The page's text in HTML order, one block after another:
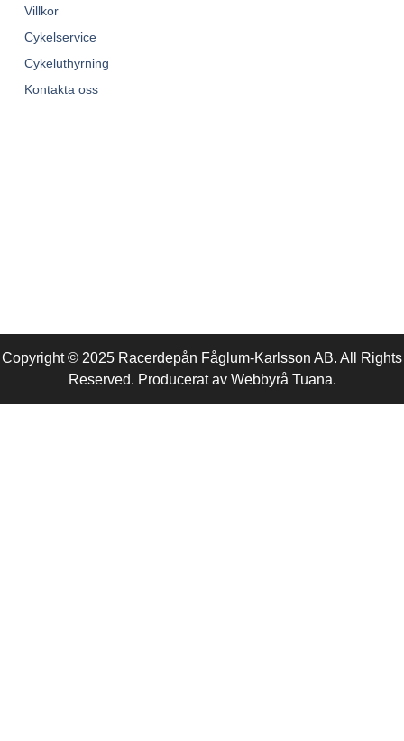
Villkor
Cykelservice
Cykeluthyrning
Kontakta oss
Copyright © 2025 Racerdepån Fåglum-Karlsson AB. All Rights
Reserved. Producerat av Webbyrå Tuana.​